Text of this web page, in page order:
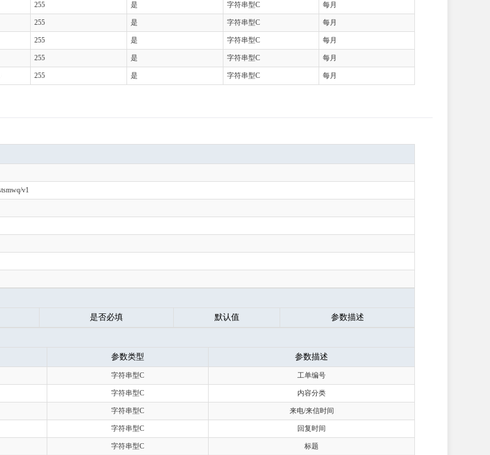
255 是 字符串型C 每月
255 是 字符串型C 每月
255 是 字符串型C 每月
255 是 字符串型C 每月
255 是 字符串型C 每月
v1
是否必填 默认值 参数描述
参数类型 参数描述
字符串型C 工单编号
字符串型C 内容分类
字符串型C 来电/来信时间
字符串型C 回复时间
字符串型C 标题